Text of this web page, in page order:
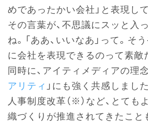
めであったかい会社」と表現し
その言葉が、不思議にスッと入
ね。「ああ、いいなあ」って。そ
に会社を表現できるのって素敵
同時に、アイティメディアの理念
アリティ 」にも強く共感しまし
人事制度改革（※）など、とても
織づくりが推進されてきたこと